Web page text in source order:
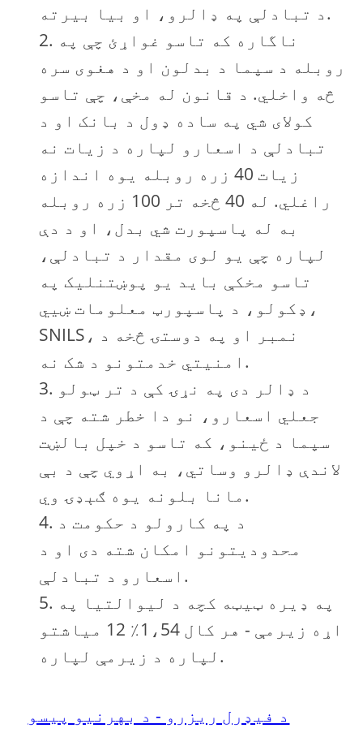
د تبادلې په ډالرو، او بیا بیرته.
ناگاره که تاسو غواړئ چې په
روبله د سپما د بدلون او د هغوی سره
څه واخلي. د قانون له مخې، چې تاسو
کولای شي په ساده ډول د بانک او د
تبادلې د اسعارو لپاره د زیات نه
زیات 40 زره روبله يوه اندازه
راغلي. له 40 څخه تر 100 زره روبله
به له پاسپورت شي بدل، او د دې
لپاره چې يو لوی مقدار د تبادلې،
تاسو مخکې باید یو پوښتنلیک په
ډکولو، د پاسپورټ معلومات ښيي،
SNILS، نمبر او په دوستۍ څخه د
امنيتي خدمتونو د شک نه.
د ډالر دی په نړۍ کې د تر ټولو
جعلي اسعارو، نو دا خطر شته چې د
سپما د ځينو، که تاسو د خپل بالښت
لاندې ډالرو وساتي، به اړوي چې د بې
مانا بلونه يوه ګېډۍ وي.
د په کارولو د حکومت د
محدوديتونو امکان شته دی او د
اسعارو د تبادلې.
په ډیره ټیټه کچه د ليوالتيا په
اړه زیرمې - هر کال 1،54٪ 12 میاشتو
لپاره د زیرمې لپاره.
د فیډرل ریزرو - د بهرنیو پیسو